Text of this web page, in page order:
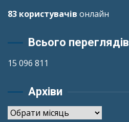
83 користувачів онлайн
Всього переглядів
15 096 811
Архіви
Архіви